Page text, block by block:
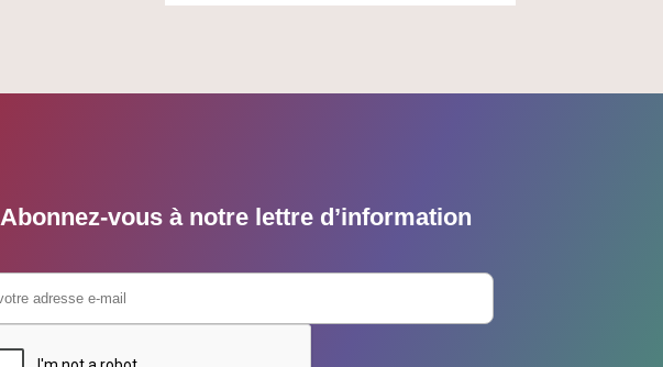
Abonnez-vous à notre lettre d’information